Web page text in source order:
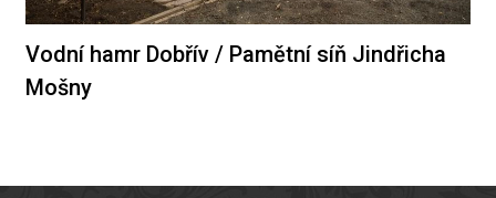
Vodní hamr Dobřív / Pamětní síň Jindřicha
Mošny